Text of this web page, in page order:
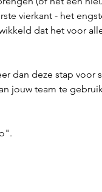
vierkant - het
dat het voor
dan deze stap voor
jouw team te